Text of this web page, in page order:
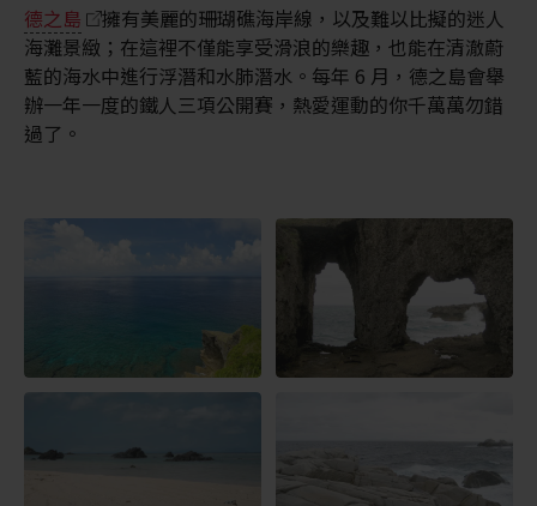
德之島
擁有美麗的珊瑚礁海岸線，以及難以比擬的迷人
海灘景緻；在這裡不僅能享受滑浪的樂趣，也能在清澈蔚
藍的海水中進行浮潛和水肺潛水。每年 6 月，德之島會舉
辦一年一度的鐵人三項公開賽，熱愛運動的你千萬萬勿錯
過了。